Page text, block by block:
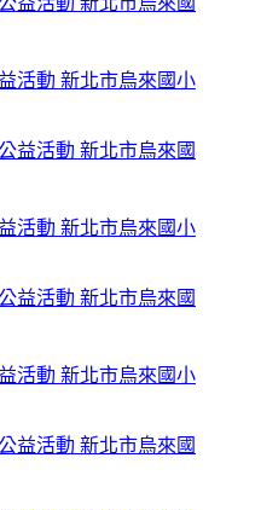
活動 新北市烏來國小
活動 新北市烏來國小
活動 新北市烏來國小